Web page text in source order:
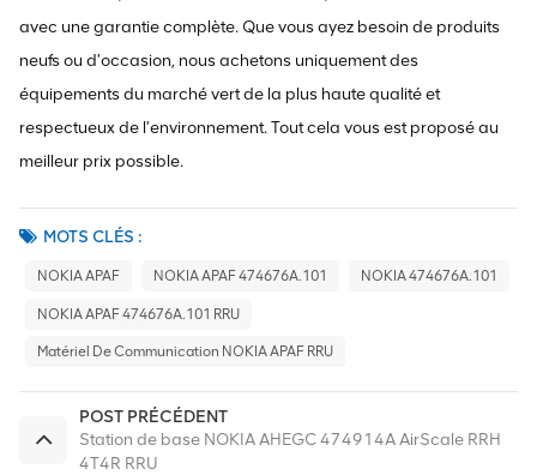
avec une garantie complète. Que vous ayez besoin de produits
neufs ou d'occasion, nous achetons uniquement des
équipements du marché vert de la plus haute qualité et
respectueux de l'environnement. Tout cela vous est proposé au
meilleur prix possible.
MOTS CLÉS :
NOKIA APAF NOKIA APAF 474676A.101 NOKIA 474676A.101
NOKIA APAF 474676A.101 RRU
Matériel De Communication NOKIA APAF RRU
POST PRÉCÉDENT
Station de base NOKIA AHEGC 474914A AirScale RRH
4T4R RRU